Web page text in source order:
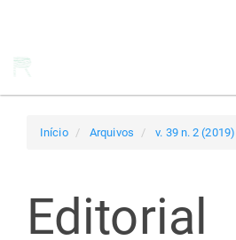
Início Arquivos v. 39 n. 2 (2019)
Editorial